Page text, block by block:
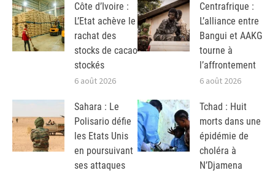
Côte d’Ivoire :
L’Etat achève le
rachat des
stocks de cacao
stockés
6 août 2026
Centrafrique :
L’alliance entre
Bangui et AAKG
tourne à
l’affrontement
6 août 2026
Sahara : Le
Polisario défie
les Etats Unis
en poursuivant
ses attaques
Tchad : Huit
morts dans une
épidémie de
choléra à
N’Djamena